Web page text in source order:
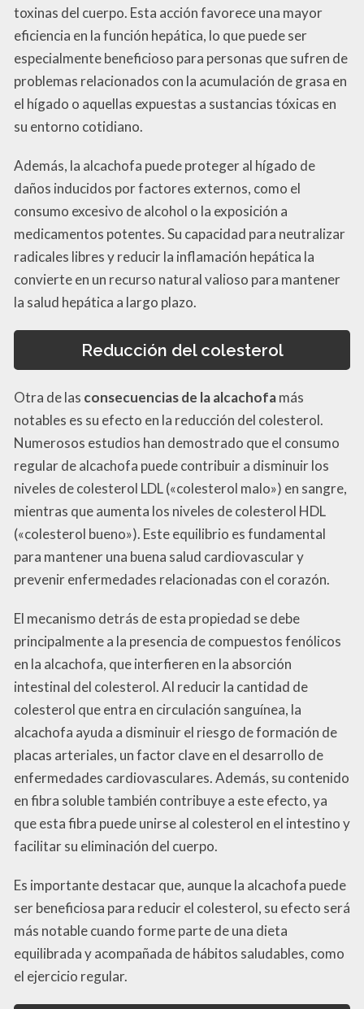
toxinas del cuerpo. Esta acción favorece una mayor
eficiencia en la función hepática, lo que puede ser
especialmente beneficioso para personas que sufren de
problemas relacionados con la acumulación de grasa en
el hígado o aquellas expuestas a sustancias tóxicas en
su entorno cotidiano.
Además, la alcachofa puede proteger al hígado de
daños inducidos por factores externos, como el
consumo excesivo de alcohol o la exposición a
medicamentos potentes. Su capacidad para neutralizar
radicales libres y reducir la inflamación hepática la
convierte en un recurso natural valioso para mantener
la salud hepática a largo plazo.
Reducción del colesterol
Otra de las consecuencias de la alcachofamás
notables es su efecto en la reducción del colesterol.
Numerosos estudios han demostrado que el consumo
regular de alcachofa puede contribuir a disminuir los
niveles de colesterol LDL («colesterol malo») en sangre,
mientras que aumenta los niveles de colesterol HDL
(«colesterol bueno»). Este equilibrio es fundamental
para mantener una buena salud cardiovascular y
prevenir enfermedades relacionadas con el corazón.
El mecanismo detrás de esta propiedad se debe
principalmente a la presencia de compuestos fenólicos
en la alcachofa, que interfieren en la absorción
intestinal del colesterol. Al reducir la cantidad de
colesterol que entra en circulación sanguínea, la
alcachofa ayuda a disminuir el riesgo de formación de
placas arteriales, un factor clave en el desarrollo de
enfermedades cardiovasculares. Además, su contenido
en fibra soluble también contribuye a este efecto, ya
que esta fibra puede unirse al colesterol en el intestino y
facilitar su eliminación del cuerpo.
Es importante destacar que, aunque la alcachofa puede
ser beneficiosa para reducir el colesterol, su efecto será
más notable cuando forme parte de una dieta
equilibrada y acompañada de hábitos saludables, como
el ejercicio regular.